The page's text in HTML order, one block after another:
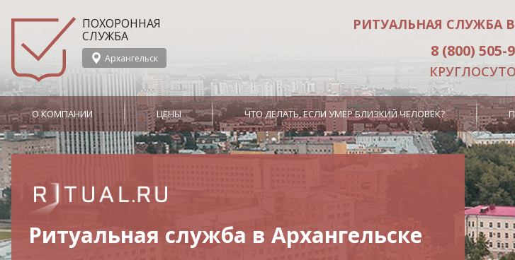
ПОХОРОННАЯ
СЛУЖБА
Архангельск
РИТУАЛЬНАЯ СЛУЖБА
8 (800) 505-
О КОМПАНИИ ЦЕНЫ ЧТО ДЕЛАТЬ, ЕСЛИ УМЕР БЛИЗКИЙ ЧЕЛОВЕК?
Ритуальная служба в Архангельске